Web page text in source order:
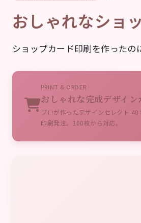
おしゃれなショ
ショップカード印刷を作ったの
PRINT & ORDER
おしゃれな完成デザイン
プロが作ったデザインセレクト 40
印刷発注。100枚から対応。